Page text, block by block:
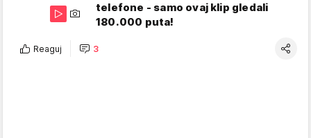
telefone - samo ovaj klip gledali
180.000 puta!
Reaguj 3